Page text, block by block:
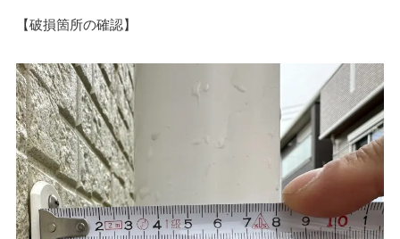
【破損箇所の確認】